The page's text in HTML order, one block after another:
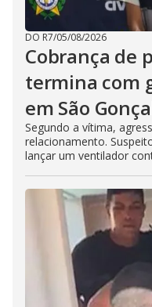
DO R7/05/08/2026
Cobrança de
termina com
em São
Segundo a vítima,
relacionamento.
lançar um ventilador